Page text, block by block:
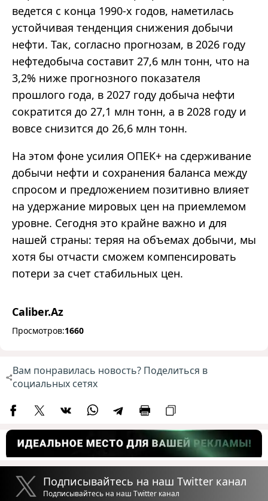
ведется с конца 1990-х годов, наметилась
устойчивая тенденция снижения добычи
нефти. Так, согласно прогнозам, в 2026 году
нефтедобыча составит 27,6 млн тонн, что на
3,2% ниже прогнозного показателя
прошлого года, в 2027 году добыча нефти
сократится до 27,1 млн тонн, а в 2028 году и
вовсе снизится до 26,6 млн тонн.
На этом фоне усилия ОПЕК+ на сдерживание
добычи нефти и сохранения баланса между
спросом и предложением позитивно влияет
на удержание мировых цен на приемлемом
уровне. Сегодня это крайне важно и для
нашей страны: теряя на объемах добычи, мы
хотя бы отчасти сможем компенсировать
потери за счет стабильных цен.
Caliber.Az
Просмотров:1660
Вам понравилась новость? Поделиться в
социальных сетях
Подписывайтесь на наш Twitter канал
Подписывайтесь на наш Twitter канал